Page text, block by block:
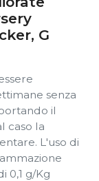
G
senza
il
caso la
L'uso di
0,1 g/Kg